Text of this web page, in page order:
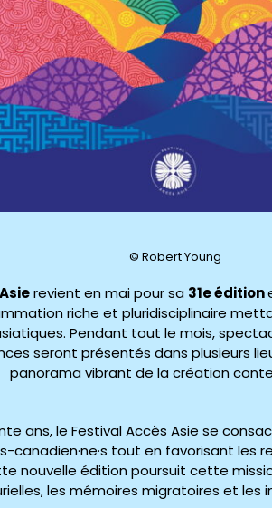
© Robert Young
revient en mai pour sa 31e édition
riche et pluridisciplinaire
Pendant tout le mois,
seront présentés dans plusieurs
panorama vibrant de la création
ans, le Festival Accès Asie se
canadien·ne·s tout en favorisant les
nouvelle édition poursuit cette
les mémoires migratoires et les